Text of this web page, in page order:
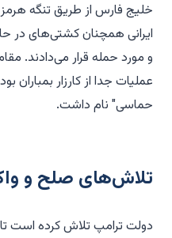
خلیج فارس از طریق تنگه هرمز
ایرانی همچنان کشتی‌های در
و مورد حمله قرار می‌دادند.
حماسی" نام داشت.
تلاش‌های صلح و
دولت ترامپ تلاش کرده است تا